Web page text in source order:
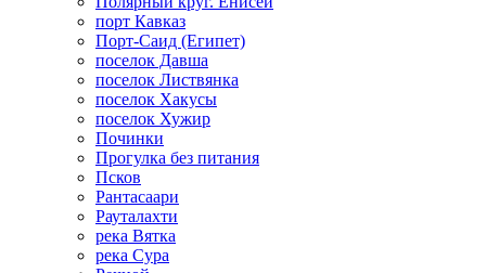
порт Кавказ
Порт-Саид (Египет)
поселок Давша
поселок Листвянка
поселок Хакусы
поселок Хужир
Починки
Прогулка без питания
Псков
Рантасаари
Рауталахти
река Вятка
река Сура